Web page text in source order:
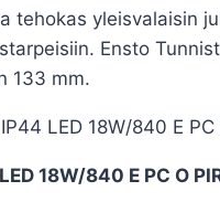
tehokas yleisvalaisin
Ensto
133 mm.
LED 18W/840 E PC
18W/840 E PC O